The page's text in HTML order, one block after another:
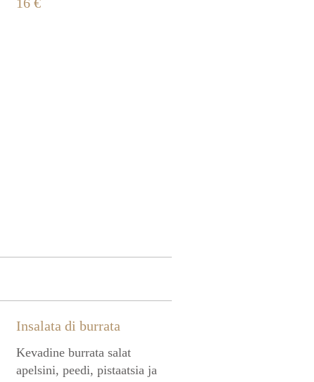
Insalata di burrata
Kevadine burrata salat
apelsini, peedi, pistaatsia ja